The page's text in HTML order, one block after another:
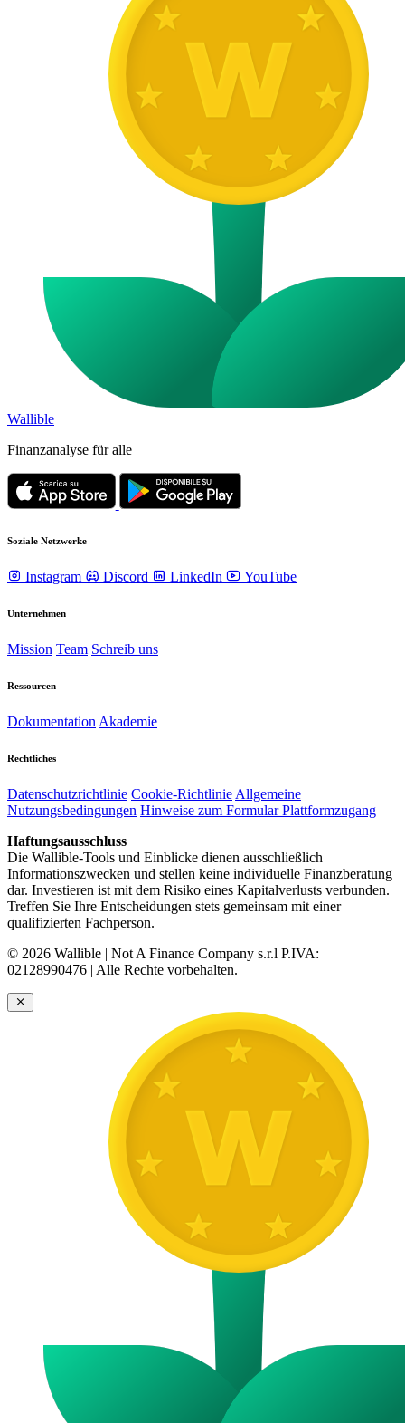
Wallible
Finanzanalyse für alle
Soziale Netzwerke
Instagram Discord LinkedIn YouTube
Unternehmen
Mission Team Schreib uns
Ressourcen
Dokumentation Akademie
Rechtliches
Datenschutzrichtlinie Cookie-Richtlinie Allgemeine
Nutzungsbedingungen Hinweise zum Formular Plattformzugang
Haftungsausschluss
Die Wallible-Tools und Einblicke dienen ausschließlich
Informationszwecken und stellen keine individuelle Finanzberatung
dar. Investieren ist mit dem Risiko eines Kapitalverlusts verbunden.
Treffen Sie Ihre Entscheidungen stets gemeinsam mit einer
qualifizierten Fachperson.
© 2026 Wallible | Not A Finance Company s.r.l P.IVA:
02128990476 | Alle Rechte vorbehalten.